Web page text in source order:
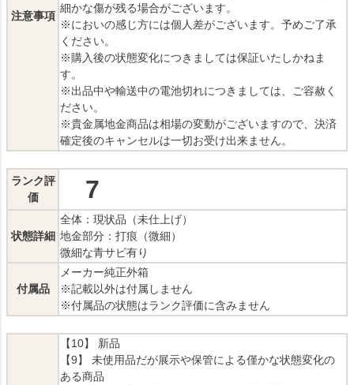
注意事項
細かな傷が残る場合がございます。
※においの感じ方には個人差がございます。予めご了承
ください。
※購入後の状態変化につきましては保証いたしかねま
す。
※出品中や輸送中の電池切れにつきましては、ご容赦く
ださい。
※貴金属地金商品は相場の変動がございますので、決済
確定後のキャンセルは一切お受け出来ません。
ランク評
価
7
状態詳細
全体：現状品（未仕上げ）
地金部分：打痕（微細）
微細な青サビ有り
付属品
メーカー純正外箱
※記載以外は付属しません
※付属品の状態はランク評価に含みません
【10】 新品
【9】 未使用品だが展示や保管による僅かな状態変化の
ある商品